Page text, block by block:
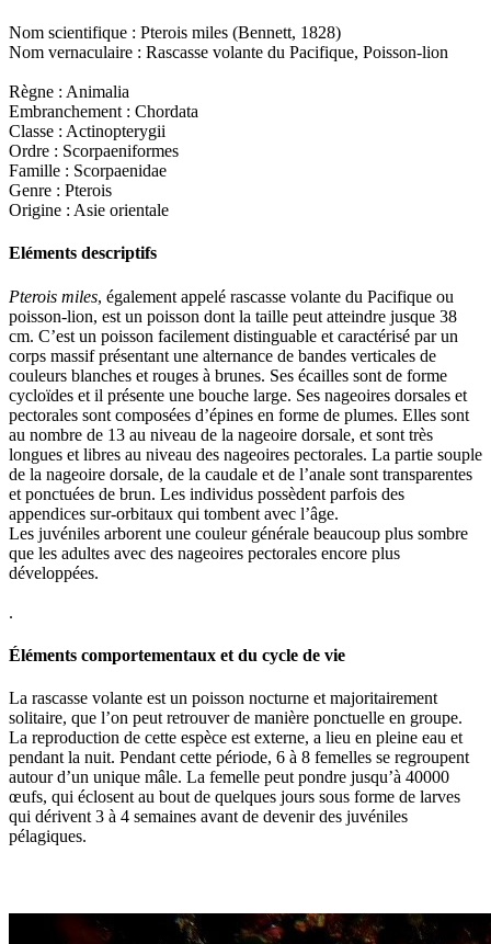
Nom scientifique : Pterois miles (Bennett, 1828)
Nom vernaculaire : Rascasse volante du Pacifique, Poisson-lion
Règne : Animalia
Embranchement : Chordata
Classe : Actinopterygii
Ordre : Scorpaeniformes
Famille : Scorpaenidae
Genre : Pterois
Origine : Asie orientale
Eléments descriptifs
Pterois miles, également appelé rascasse volante du Pacifique ou
poisson-lion, est un poisson dont la taille peut atteindre jusque 38
cm. C’est un poisson facilement distinguable et caractérisé par un
corps massif présentant une alternance de bandes verticales de
couleurs blanches et rouges à brunes. Ses écailles sont de forme
cycloïdes et il présente une bouche large. Ses nageoires dorsales et
pectorales sont composées d’épines en forme de plumes. Elles sont
au nombre de 13 au niveau de la nageoire dorsale, et sont très
longues et libres au niveau des nageoires pectorales. La partie souple
de la nageoire dorsale, de la caudale et de l’anale sont transparentes
et ponctuées de brun. Les individus possèdent parfois des
appendices sur-orbitaux qui tombent avec l’âge.
Les juvéniles arborent une couleur générale beaucoup plus sombre
que les adultes avec des nageoires pectorales encore plus
développées.
.
Éléments comportementaux et du cycle de vie
La rascasse volante est un poisson nocturne et majoritairement
solitaire, que l’on peut retrouver de manière ponctuelle en groupe.
La reproduction de cette espèce est externe, a lieu en pleine eau et
pendant la nuit. Pendant cette période, 6 à 8 femelles se regroupent
autour d’un unique mâle. La femelle peut pondre jusqu’à 40000
œufs, qui éclosent au bout de quelques jours sous forme de larves
qui dérivent 3 à 4 semaines avant de devenir des juvéniles
pélagiques.